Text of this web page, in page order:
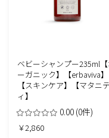
ベビーシャンプー235ml
ーガニック】【erbaviva】
【スキンケア】【マタニテ
ィ】
0.00 (0件)
￥2,860